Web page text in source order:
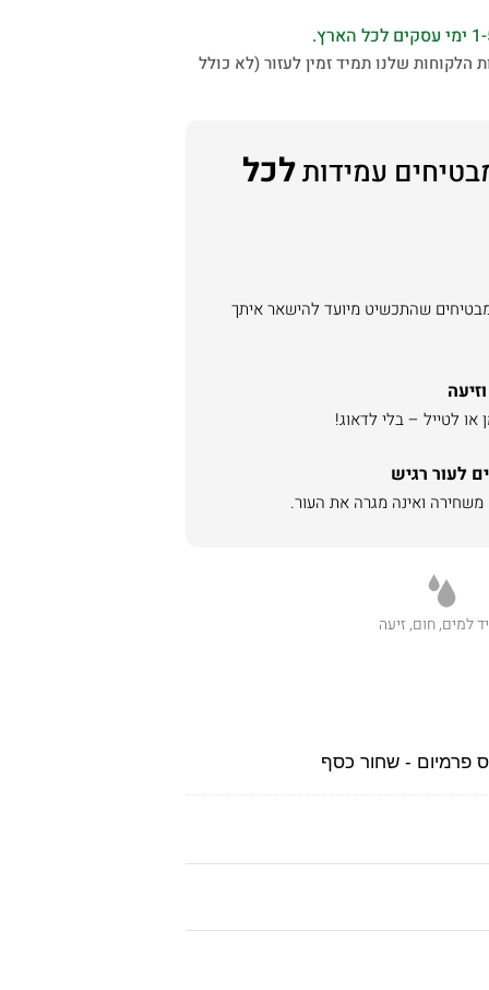
הלקוחות שלנו תמיד זמין לעזור (לא כולל
עמידותלכל
שהתכשיט מיועד להישאר איתך
לטייל – בלי לדאוג!
לעור רגיש
למים, חום, זיעה
פרמיום - שחור כסף